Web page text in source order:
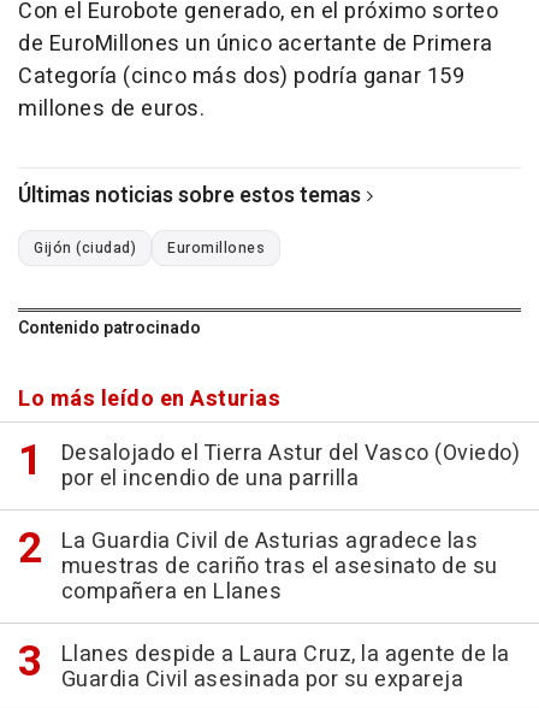
Con el Eurobote generado, en el próximo sorteo
de EuroMillones un único acertante de Primera
Categoría (cinco más dos) podría ganar 159
millones de euros.
Últimas noticias sobre estos temas
Gijón (ciudad) Euromillones
Contenido patrocinado
Lo más leído en Asturias
Desalojado el Tierra Astur del Vasco (Oviedo)
por el incendio de una parrilla
La Guardia Civil de Asturias agradece las
muestras de cariño tras el asesinato de su
compañera en Llanes
Llanes despide a Laura Cruz, la agente de la
Guardia Civil asesinada por su expareja